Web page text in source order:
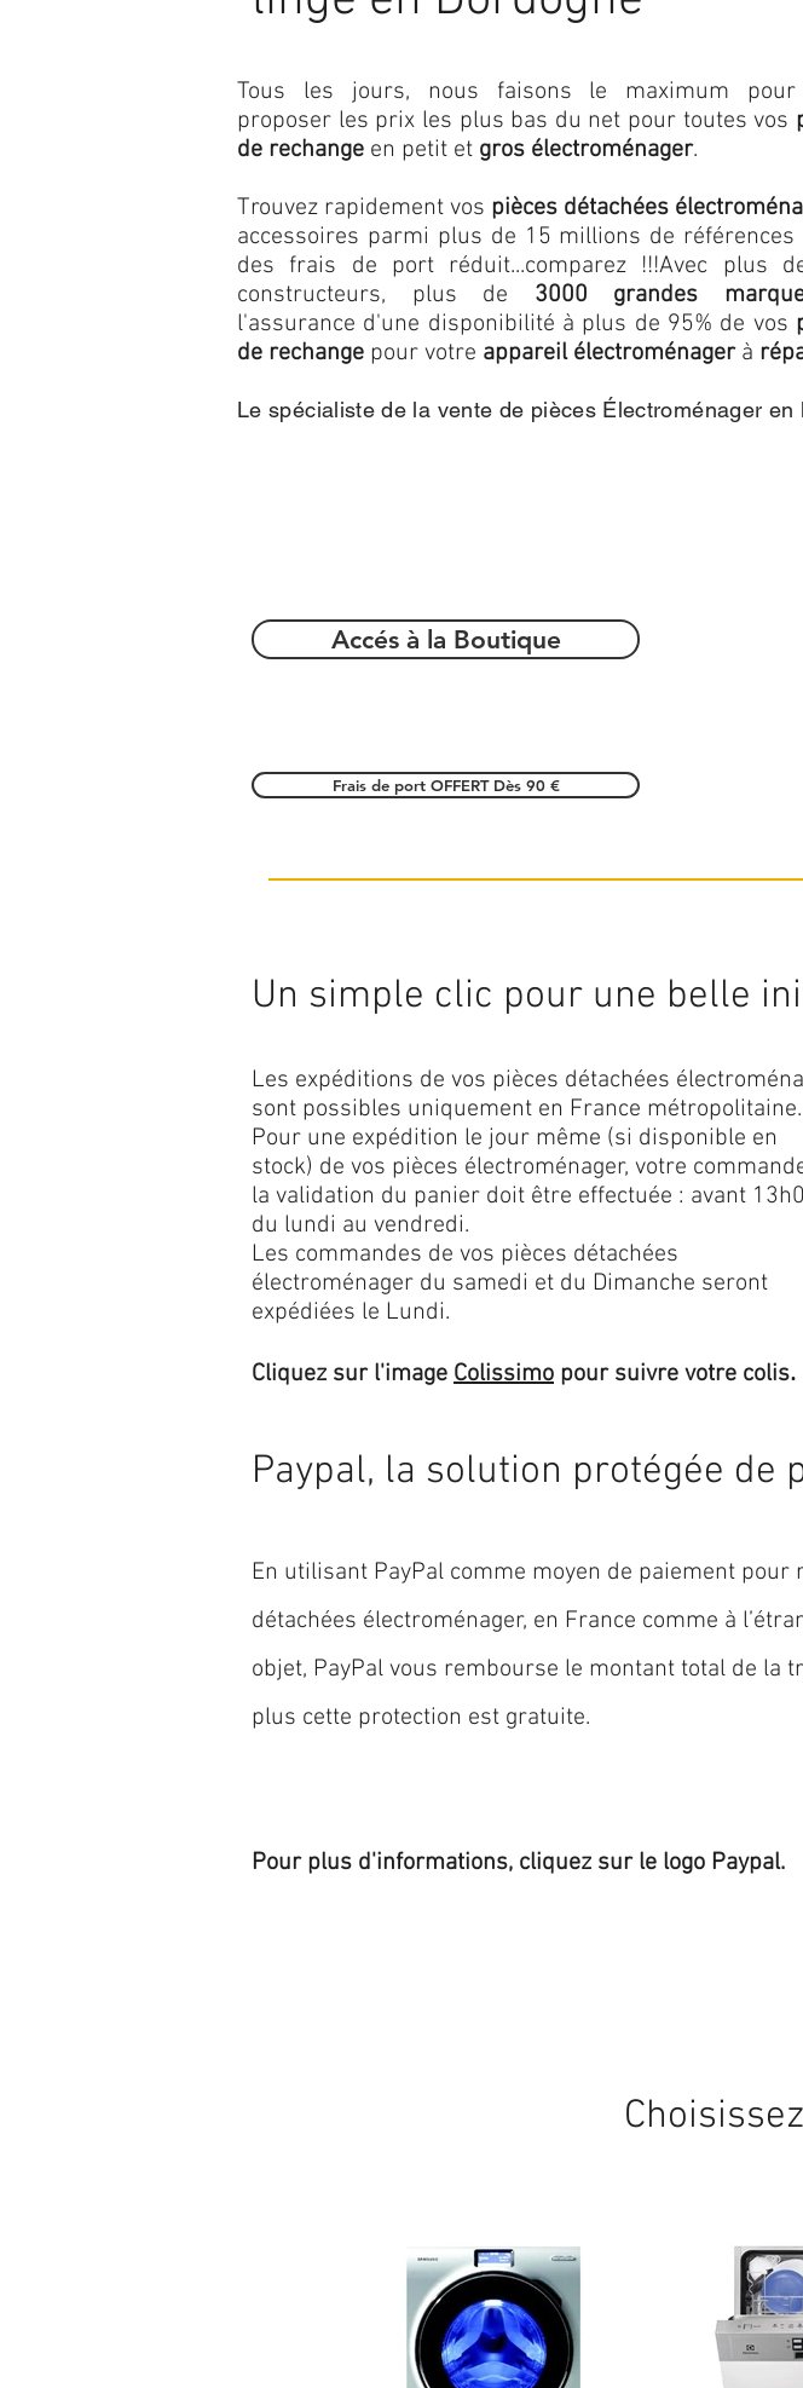
Tous les jours, nous faisons le maximum pour
proposer les prix les plus bas du net pour toutes vos
de rechange en petit et gros électroménager.
Trouvez rapidement vos pièces détachées
accessoires parmi plus de 15 millions de références
des frais de port réduit...comparez !!!Avec plus
constructeurs, plus de 3000 grandes
l'assurance d'une disponibilité à plus de 95% de vos
de rechange pour votre appareil électroménagerà
Le spécialiste de la vente de pièces Électroménager en
Accés à la Boutique
Frais de port OFFERT Dès 90 €
Un simple clic pour une belle
Les expéditions de vos pièces détachées
sont possibles uniquement en France métropolitaine.
Pour une expédition le jour même (si disponible en
stock) de vos pièces électroménager, votre
la validation du panier doit être effectuée : avant
du lundi au vendredi.
Les commandes de vos pièces détachées
électroménager du samedi et du Dimanche seront
expédiées le Lundi.
Cliquez sur l'image Colissimo pour suivre votre colis.
Paypal, la solution protégée de
En utilisant PayPal comme moyen de paiement pour
détachées électroménager, en France comme à
objet, PayPal vous rembourse le montant total de la
plus cette protection est gratuite.
Pour plus d'informations, cliquez sur le logo Paypal.